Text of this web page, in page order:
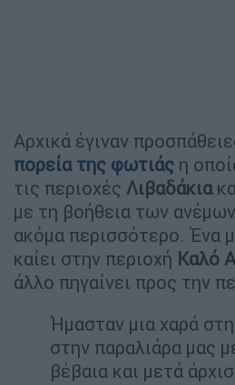
Αρχικά έγιναν
πορεία της φωτιάς η
τις περιοχές Λιβαδάκια
με τη βοήθεια των
ακόμα περισσότερο. Ένα
καίει στην περιοχή Καλό
άλλο πηγαίνει προς την
Ήμασταν μια χαρά
στην παραλιάρα μας
βέβαια και μετά